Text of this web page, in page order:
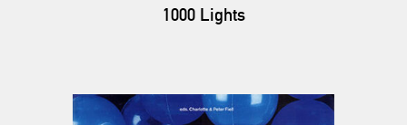
1000 Lights